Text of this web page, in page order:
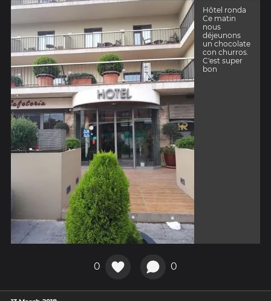
Hôtel ronda
Ce matin
nous
déjeunons
un chocolate
con churros.
C'est super
bon
0 0